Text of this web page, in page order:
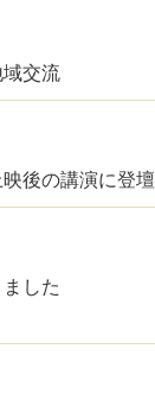
域交流
後の講演に登壇
した